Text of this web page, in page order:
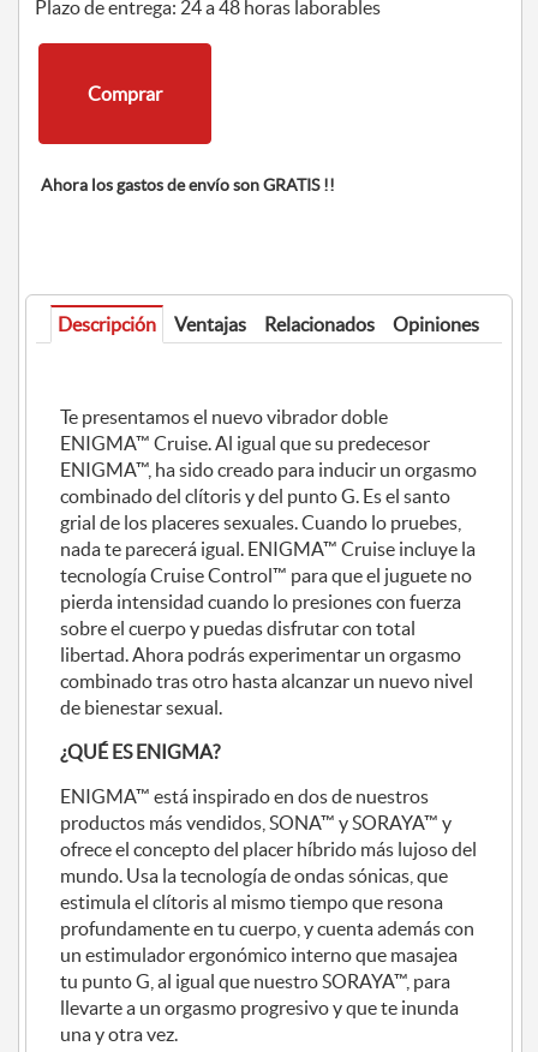
Plazo de entrega: 24 a 48 horas laborables
Comprar
Ahora los gastos de envío son GRATIS !!
Descripción Ventajas Relacionados Opiniones
Te presentamos el nuevo vibrador doble
ENIGMA™ Cruise. Al igual que su predecesor
ENIGMA™, ha sido creado para inducir un orgasmo
combinado del clítoris y del punto G. Es el santo
grial de los placeres sexuales. Cuando lo pruebes,
nada te parecerá igual. ENIGMA™ Cruise incluye la
tecnología Cruise Control™ para que el juguete no
pierda intensidad cuando lo presiones con fuerza
sobre el cuerpo y puedas disfrutar con total
libertad. Ahora podrás experimentar un orgasmo
combinado tras otro hasta alcanzar un nuevo nivel
de bienestar sexual.
¿QUÉ ES ENIGMA?
ENIGMA™ está inspirado en dos de nuestros
productos más vendidos, SONA™ y SORAYA™ y
ofrece el concepto del placer híbrido más lujoso del
mundo. Usa la tecnología de ondas sónicas, que
estimula el clítoris al mismo tiempo que resona
profundamente en tu cuerpo, y cuenta además con
un estimulador ergonómico interno que masajea
tu punto G, al igual que nuestro SORAYA™, para
llevarte a un orgasmo progresivo y que te inunda
una y otra vez.